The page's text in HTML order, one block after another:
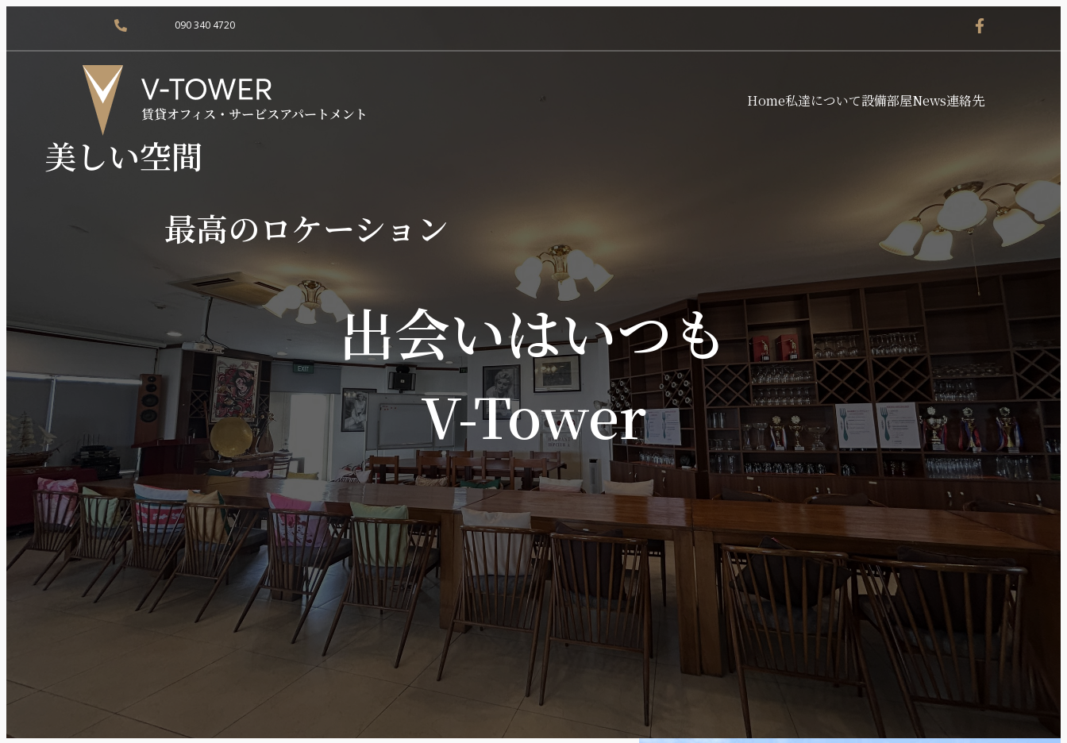
090 340 4720
Home私達について設備部屋News連絡先
美しい空間
最高のロケーション
出会いはいつも
V-Tower